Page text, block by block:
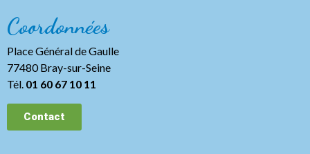
Coordonnées
Place Général de Gaulle
77480 Bray-sur-Seine
Tél. 01 60 67 10 11
Contact